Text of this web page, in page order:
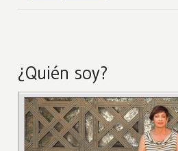
¿Quién soy?